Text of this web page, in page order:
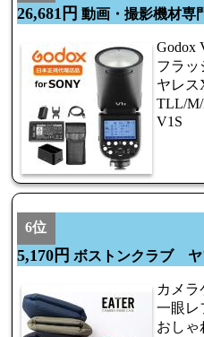
26,681円 動画・撮影機材専
Godox
フラッ
ヤレ
TLL/
V1S
6位
5,170円 ボストンクラブ ヤ
カメ
一眼レ
おしゃ